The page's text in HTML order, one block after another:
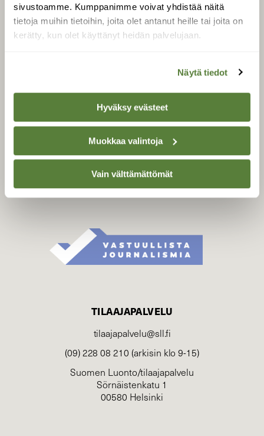
sivustoamme. Kumppanimme voivat yhdistää näitä
tietoja muihin tietoihin, joita olet antanut heille tai joita on
kerätty, kun olet käyttänyt heidän palvelujaan.
Näytä tiedot
Hyväksy evästeet
Muokkaa valintoja
Vain välttämättömät
Tilaa digilukuoikeus
Äänestä parasta juttua
Tilaa uutiskirje
SUOJELU­LIITTO
Suomen Luonto -lehden
kustantaja on
luonnonsuojelu­liitto.
TILAAJAPALVELU
tilaajapalvelu@sll.fi
(09) 228 08 210 (arkisin klo 9-15)
Suomen Luonto/tilaajapalvelu
Sörnäistenkatu 1
00580 Helsinki